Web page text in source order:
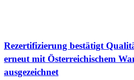
Rezertifizierung bestätigt
erneut mit Österreichischem
ausgezeichnet